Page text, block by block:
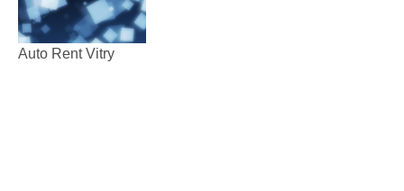
Auto Rent Vitry